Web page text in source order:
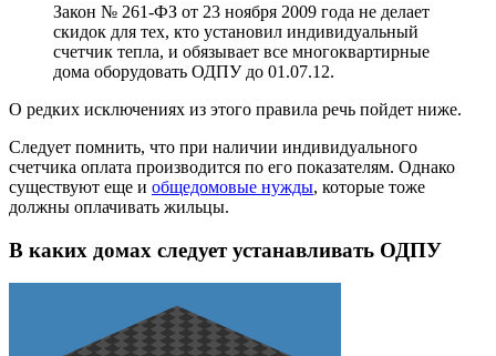
Закон № 261-ФЗ от 23 ноября 2009 года не делает
скидок для тех, кто установил индивидуальный
счетчик тепла, и обязывает все многоквартирные
дома оборудовать ОДПУ до 01.07.12.
О редких исключениях из этого правила речь пойдет ниже.
Следует помнить, что при наличии индивидуального
счетчика оплата производится по его показателям. Однако
существуют еще и общедомовые нужды, которые тоже
должны оплачивать жильцы.
В каких домах следует устанавливать ОДПУ